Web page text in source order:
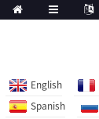
English
Spanish